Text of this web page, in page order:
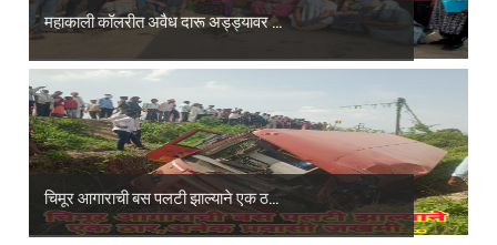
महाकाली कॉलरीत अवैध दारू अड्ड्यावर ...
चिमूर आगाराची बस पलटी झाल्याने एक ठ...